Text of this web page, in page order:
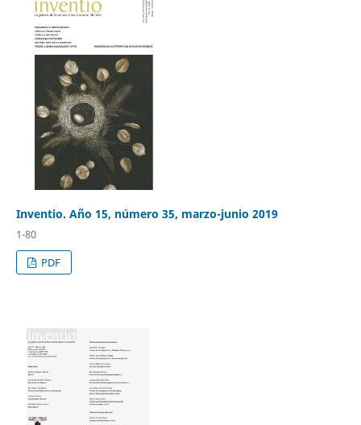
Inventio. Año 15, número 35, marzo-junio 2019
1-80
PDF